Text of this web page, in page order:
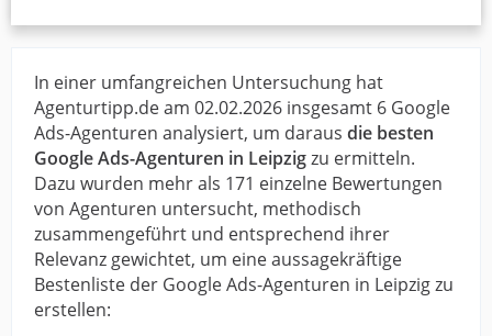
In einer umfangreichen Untersuchung hat
Agenturtipp.de am 02.02.2026 insgesamt 6 Google
Ads-Agenturen analysiert, um daraus die besten
Google Ads-Agenturen in Leipzigzu ermitteln.
Dazu wurden mehr als 171 einzelne Bewertungen
von Agenturen untersucht, methodisch
zusammengeführt und entsprechend ihrer
Relevanz gewichtet, um eine aussagekräftige
Bestenliste der Google Ads-Agenturen in Leipzig zu
erstellen: